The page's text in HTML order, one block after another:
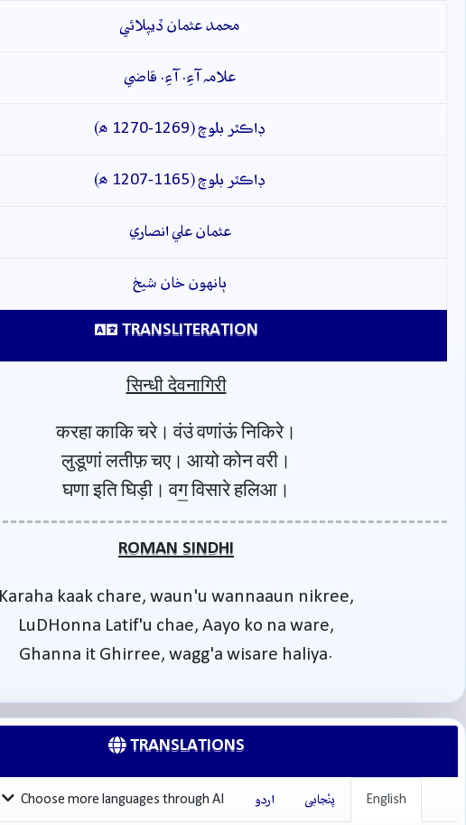
محمد عثمان ڏيپلائي
علامہ آءِ. آءِ. قاضي
ڊاڪٽر بلوچ (1269-1270 ھ)
ڊاڪٽر بلوچ (1165-1207 ھ)
عثمان علي انصاري
ٻانهون خان شيخ
TRANSLITERATION
सिन्धी देवनागिरी
करहा काकि चरे। वंउं वणांऊं निकिरे।
लुडूणां लतीफ़ चए। आयो कोन वरी।
घणा इति घिड़ी। वग॒ विसारे हलिआ।
ROMAN SINDHI
Karaha kaak chare, waun'u wannaaun nikree,
LuDHonna Latif'u chae, Aayo ko na ware,
Ghanna it Ghirree, wagg'a wisare haliya.
TRANSLATIONS
English پنْجابی اردو Choose more languages through AI